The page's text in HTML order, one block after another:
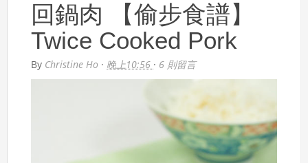
回鍋肉 【偷步食譜】
Twice Cooked Pork
By Christine Ho · 晚上10:56 · 6 則留言